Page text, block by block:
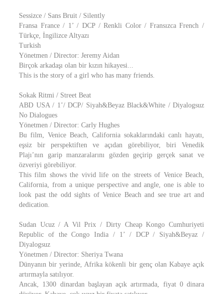
Sessizce / Sans Bruit / Silently
Fransa France / 1’ / DCP / Renkli Color / Fransızca French /
Türkçe, İngilizce Altyazı
Turkish
Yönetmen / Director: Jeremy Aidan
Birçok arkadaşı olan bir kızın hikayesi...
This is the story of a girl who has many friends.
Sokak Ritmi / Street Beat
ABD USA / 1’/ DCP/ Siyah&Beyaz Black&White / Diyalogsuz
No Dialogues
Yönetmen / Director: Carly Hughes
Bu film, Venice Beach, California sokaklarındaki canlı hayatı,
eşsiz bir perspektiften ve açıdan görebiliyor, biri Venedik
Plajı’nın garip manzaralarını gözden geçirip gerçek sanat ve
özveriyi görebiliyor.
This film shows the vivid life on the streets of Venice Beach,
California, from a unique perspective and angle, one is able to
look past the odd sights of Venice Beach and see true art and
dedication.
Sudan Ucuz / A Vil Prix / Dirty Cheap Kongo Cumhuriyeti
Republic of the Congo India / 1’ / DCP / Siyah&Beyaz /
Diyalogsuz
Yönetmen / Director: Sheriya Twana
Dünyanın bir yerinde, Afrika kökenli bir genç olan Kabaye açık
artırmayla satılıyor.
Ancak, 1300 dinardan başlayan açık artırmada, fiyat 0 dinara